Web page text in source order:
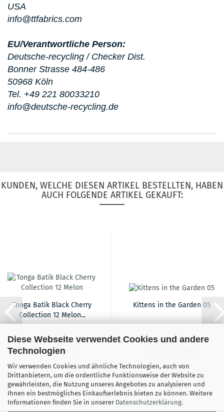
Diese Webseite verwendet Cookies und andere
Technologien
Wir verwenden Cookies und ähnliche Technologien, auch von
Drittanbietern, um die ordentliche Funktionsweise der Website zu
gewährleisten, die Nutzung unseres Angebotes zu analysieren und
Ihnen ein bestmögliches Einkaufserlebnis bieten zu können. Weitere
Informationen finden Sie in unserer Datenschutzerklärung.
USA
info@ttfabrics.com
EU/Verantwortliche Person:
Deutsche-recycling / Checker Dist.
Bonner Strasse 484-486
50968 Köln
Tel. +49 221 80033210
info@deutsche-recycling.de
KUNDEN, WELCHE DIESEN ARTIKEL BESTELLTEN, HABEN
AUCH FOLGENDE ARTIKEL GEKAUFT:
Tonga Batik Black Cherry
Collection 12 Melon...
19,90 EUR
19,90 EUR pro Meter
Kittens in the Garden 05
18,40 EUR